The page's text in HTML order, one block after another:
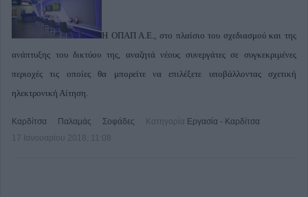
Η ΟΠΑΠ Α.Ε., στο πλαίσιο του σχεδιασμού και της
ανάπτυξης του δικτύου της, αναζητά νέους συνεργάτες σε συγκεκριμένες
περιοχές τις οποίες θα μπορείτε να επιλέξετε υποβάλλοντας σχετική
ηλεκτρονική Αίτηση.
Καρδίτσα Παλαμάς Σοφάδες Κατηγορία Εργασία - Καρδίτσα
17 Ιανουαρίου 2018, 11:08